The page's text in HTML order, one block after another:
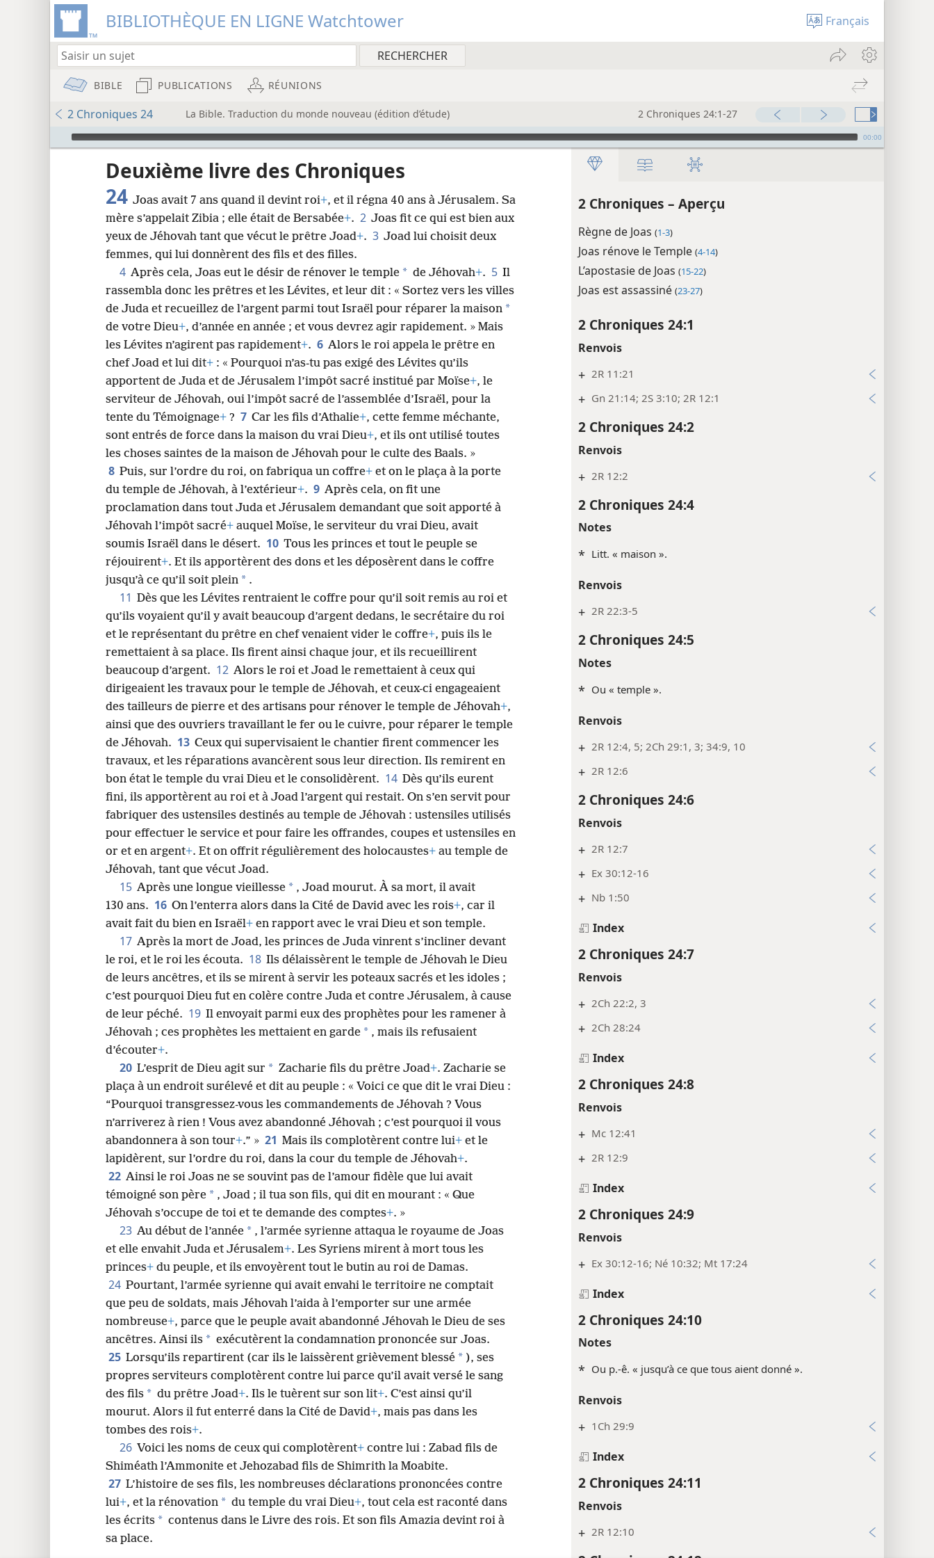
BIBLIOTHÈQUE EN LIGNE Watchtower Français
BIBLE PUBLICATIONS RÉUNIONS
2 Chroniques 24 La Bible. Traduction du monde nouveau (édition d’étude) 2 Chroniques 24:1-27
Audio Player 00:00
2 Chroniques – Aperçu
Règne de Joas (1-3)
Joas rénove le Temple (4-14)
L’apostasie de Joas (15-22)
Joas est assassiné (23-27)
2 Chroniques 24:1
Renvois
+ 2R 11:21
+ Gn 21:14; 2S 3:10; 2R 12:1
2 Chroniques 24:2
Renvois
+ 2R 12:2
2 Chroniques 24:4
Notes
* Litt. « maison ».
Renvois
+ 2R 22:3-5
2 Chroniques 24:5
Notes
* Ou « temple ».
Renvois
+ 2R 12:4, 5; 2Ch 29:1, 3; 34:9, 10
+ 2R 12:6
2 Chroniques 24:6
Renvois
+ 2R 12:7
+ Ex 30:12-16
+ Nb 1:50
Index
2 Chroniques 24:7
Renvois
+ 2Ch 22:2, 3
+ 2Ch 28:24
Index
2 Chroniques 24:8
Renvois
+ Mc 12:41
+ 2R 12:9
Index
2 Chroniques 24:9
Renvois
+ Ex 30:12-16; Né 10:32; Mt 17:24
Index
2 Chroniques 24:10
Notes
* Ou p.-ê. « jusqu’à ce que tous aient donné ».
Renvois
+ 1Ch 29:9
Index
2 Chroniques 24:11
Renvois
+ 2R 12:10
Deuxième livre des Chroniques
24 Joas avait 7 ans quand il devint roi+, et il régna 40 ans à Jérusalem. Sa
mère s’appelait Zibia ; elle était de Bersabée+. 2 Joas fit ce qui est bien aux
yeux de Jéhovah tant que vécut le prêtre Joad+. 3 Joad lui choisit deux
femmes, qui lui donnèrent des fils et des filles.
4 Après cela, Joas eut le désir de rénover le temple * de Jéhovah+. 5 Il
rassembla donc les prêtres et les Lévites, et leur dit : « Sortez vers les villes
de Juda et recueillez de l’argent parmi tout Israël pour réparer la maison *
de votre Dieu+, d’année en année ; et vous devrez agir rapidement. » Mais
les Lévites n’agirent pas rapidement+. 6 Alors le roi appela le prêtre en
chef Joad et lui dit+ : « Pourquoi n’as-tu pas exigé des Lévites qu’ils
apportent de Juda et de Jérusalem l’impôt sacré institué par Moïse+, le
serviteur de Jéhovah, oui l’impôt sacré de l’assemblée d’Israël, pour la
tente du Témoignage+ ? 7 Car les fils d’Athalie+, cette femme méchante,
sont entrés de force dans la maison du vrai Dieu+, et ils ont utilisé toutes
les choses saintes de la maison de Jéhovah pour le culte des Baals. »
8 Puis, sur l’ordre du roi, on fabriqua un coffre+ et on le plaça à la porte
du temple de Jéhovah, à l’extérieur+. 9 Après cela, on fit une
proclamation dans tout Juda et Jérusalem demandant que soit apporté à
Jéhovah l’impôt sacré+ auquel Moïse, le serviteur du vrai Dieu, avait
soumis Israël dans le désert. 10 Tous les princes et tout le peuple se
réjouirent+. Et ils apportèrent des dons et les déposèrent dans le coffre
jusqu’à ce qu’il soit plein * .
11 Dès que les Lévites rentraient le coffre pour qu’il soit remis au roi et
qu’ils voyaient qu’il y avait beaucoup d’argent dedans, le secrétaire du roi
et le représentant du prêtre en chef venaient vider le coffre+, puis ils le
remettaient à sa place. Ils firent ainsi chaque jour, et ils recueillirent
beaucoup d’argent. 12 Alors le roi et Joad le remettaient à ceux qui
dirigeaient les travaux pour le temple de Jéhovah, et ceux-ci engageaient
des tailleurs de pierre et des artisans pour rénover le temple de Jéhovah+,
ainsi que des ouvriers travaillant le fer ou le cuivre, pour réparer le temple
de Jéhovah. 13 Ceux qui supervisaient le chantier firent commencer les
travaux, et les réparations avancèrent sous leur direction. Ils remirent en
bon état le temple du vrai Dieu et le consolidèrent. 14 Dès qu’ils eurent
fini, ils apportèrent au roi et à Joad l’argent qui restait. On s’en servit pour
fabriquer des ustensiles destinés au temple de Jéhovah : ustensiles utilisés
pour effectuer le service et pour faire les offrandes, coupes et ustensiles en
or et en argent+. Et on offrit régulièrement des holocaustes+ au temple de
Jéhovah, tant que vécut Joad.
15 Après une longue vieillesse * , Joad mourut. À sa mort, il avait
130 ans. 16 On l’enterra alors dans la Cité de David avec les rois+, car il
avait fait du bien en Israël+ en rapport avec le vrai Dieu et son temple.
17 Après la mort de Joad, les princes de Juda vinrent s’incliner devant
le roi, et le roi les écouta. 18 Ils délaissèrent le temple de Jéhovah le Dieu
de leurs ancêtres, et ils se mirent à servir les poteaux sacrés et les idoles ;
c’est pourquoi Dieu fut en colère contre Juda et contre Jérusalem, à cause
de leur péché. 19 Il envoyait parmi eux des prophètes pour les ramener à
Jéhovah ; ces prophètes les mettaient en garde * , mais ils refusaient
d’écouter+.
20 L’esprit de Dieu agit sur * Zacharie fils du prêtre Joad+. Zacharie se
plaça à un endroit surélevé et dit au peuple : « Voici ce que dit le vrai Dieu :
“Pourquoi transgressez-vous les commandements de Jéhovah ? Vous
n’arriverez à rien ! Vous avez abandonné Jéhovah ; c’est pourquoi il vous
abandonnera à son tour+.” » 21 Mais ils complotèrent contre lui+ et le
lapidèrent, sur l’ordre du roi, dans la cour du temple de Jéhovah+.
22 Ainsi le roi Joas ne se souvint pas de l’amour fidèle que lui avait
témoigné son père * , Joad ; il tua son fils, qui dit en mourant : « Que
Jéhovah s’occupe de toi et te demande des comptes+. »
23 Au début de l’année * , l’armée syrienne attaqua le royaume de Joas
et elle envahit Juda et Jérusalem+. Les Syriens mirent à mort tous les
princes+ du peuple, et ils envoyèrent tout le butin au roi de Damas.
24 Pourtant, l’armée syrienne qui avait envahi le territoire ne comptait
que peu de soldats, mais Jéhovah l’aida à l’emporter sur une armée
nombreuse+, parce que le peuple avait abandonné Jéhovah le Dieu de ses
ancêtres. Ainsi ils * exécutèrent la condamnation prononcée sur Joas.
25 Lorsqu’ils repartirent (car ils le laissèrent grièvement blessé * ), ses
propres serviteurs complotèrent contre lui parce qu’il avait versé le sang
des fils * du prêtre Joad+. Ils le tuèrent sur son lit+. C’est ainsi qu’il
mourut. Alors il fut enterré dans la Cité de David+, mais pas dans les
tombes des rois+.
26 Voici les noms de ceux qui complotèrent+ contre lui : Zabad fils de
Shiméath l’Ammonite et Jehozabad fils de Shimrith la Moabite.
27 L’histoire de ses fils, les nombreuses déclarations prononcées contre
lui+, et la rénovation * du temple du vrai Dieu+, tout cela est raconté dans
les écrits * contenus dans le Livre des rois. Et son fils Amazia devint roi à
sa place.